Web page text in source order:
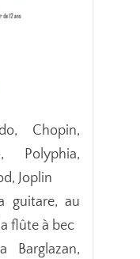
Chopin,
Polyphia,
Joplin
guitare, au
flûte à bec
Barglazan,